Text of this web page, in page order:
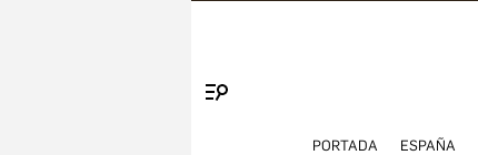
PORTADA ESPAÑA